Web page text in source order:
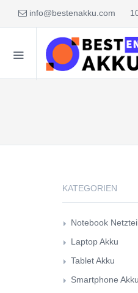
info@bestenakku.com
KATEGORIEN
Notebook
Laptop Akku
Tablet Akku
Smartphone Akku